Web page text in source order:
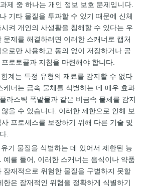
제 중 하나는 개인 정보 보호 문제입니다.
기타 물질을 투과할 수 있기 때문에 신체
켜 개인의 사생활을 침해할 수 있다는 우
문제를 해결하려면 이러한 스캐너로 캡처
로만 사용하고 동의 없이 저장하거나 공
로토콜과 지침을 마련해야 합니다.
계는 특정 유형의 재료를 감지할 수 없다
캐너는 금속 물체를 식별하는 데 매우 효과
라스틱 폭발물과 같은 비금속 물체를 감지
을 수 있습니다. 이러한 제한으로 인해 보
프로세스를 보장하기 위해 다른 기술 및
.
기 물질을 식별하는 데 있어서 제한된 능
예를 들어, 이러한 스캐너는 음식이나 약품
잠재적으로 위험한 물질을 구별하지 못할
한은 잠재적인 위협을 정확하게 식별하기